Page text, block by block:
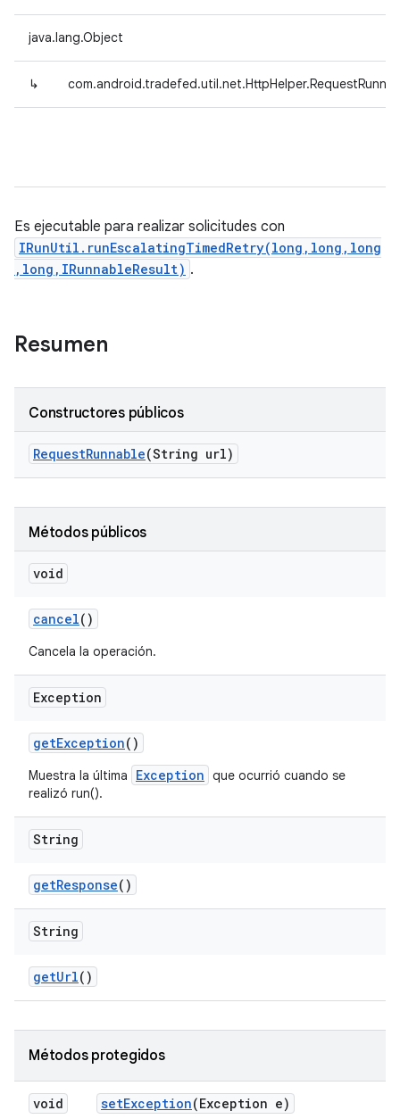
java.lang.Object
↳
Es ejecutable para realizar solicitudes con
IRunUtil.runEscalatingTimedRetry(long,long,long
,long,IRunnableResult) .
Resumen
Constructores públicos
RequestRunnable(String url)
Métodos públicos
void
cancel()
Cancela la operación.
Exception
getException()
Muestra la última Exception que ocurrió cuando se
realizó run().
String
getResponse()
String
getUrl()
Métodos protegidos
void setException(Exception e)